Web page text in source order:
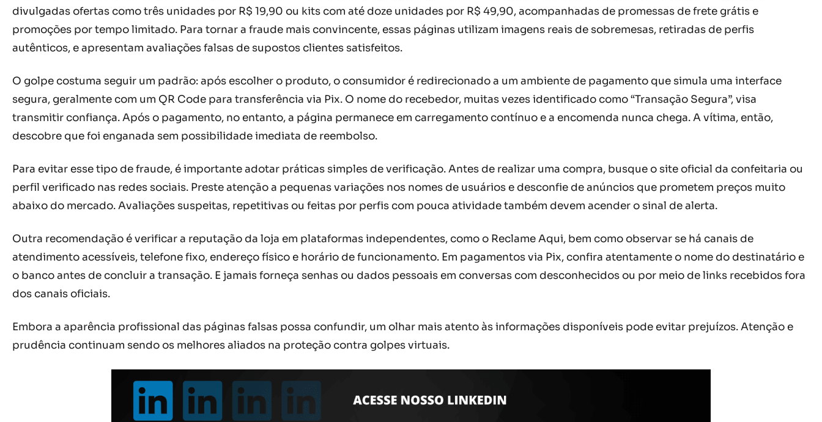
divulgadas ofertas como três unidades por R$ 19,90 ou kits com até doze unidades por R$ 49,90, acompanhadas de promessas de frete grátis e
promoções por tempo limitado. Para tornar a fraude mais convincente, essas páginas utilizam imagens reais de sobremesas, retiradas de perfis
autênticos, e apresentam avaliações falsas de supostos clientes satisfeitos.
O golpe costuma seguir um padrão: após escolher o produto, o consumidor é redirecionado a um ambiente de pagamento que simula uma interface
segura, geralmente com um QR Code para transferência via Pix. O nome do recebedor, muitas vezes identificado como “Transação Segura”, visa
transmitir confiança. Após o pagamento, no entanto, a página permanece em carregamento contínuo e a encomenda nunca chega. A vítima, então,
descobre que foi enganada sem possibilidade imediata de reembolso.
Para evitar esse tipo de fraude, é importante adotar práticas simples de verificação. Antes de realizar uma compra, busque o site oficial da confeitaria ou
perfil verificado nas redes sociais. Preste atenção a pequenas variações nos nomes de usuários e desconfie de anúncios que prometem preços muito
abaixo do mercado. Avaliações suspeitas, repetitivas ou feitas por perfis com pouca atividade também devem acender o sinal de alerta.
Outra recomendação é verificar a reputação da loja em plataformas independentes, como o Reclame Aqui, bem como observar se há canais de
atendimento acessíveis, telefone fixo, endereço físico e horário de funcionamento. Em pagamentos via Pix, confira atentamente o nome do destinatário e
o banco antes de concluir a transação. E jamais forneça senhas ou dados pessoais em conversas com desconhecidos ou por meio de links recebidos fora
dos canais oficiais.
Embora a aparência profissional das páginas falsas possa confundir, um olhar mais atento às informações disponíveis pode evitar prejuízos. Atenção e
prudência continuam sendo os melhores aliados na proteção contra golpes virtuais.